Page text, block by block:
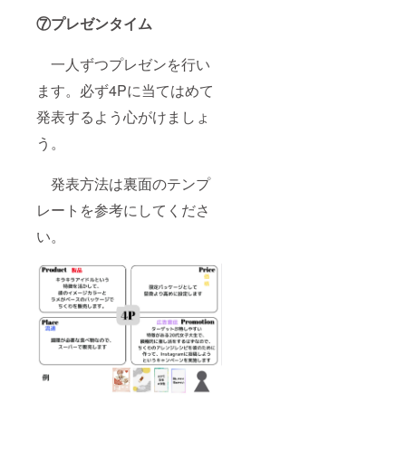
⑦プレゼンタイム
一人ずつプレゼンを行い
ます。必ず4Pに当てはめて
発表するよう心がけましょ
う。
発表方法は裏面のテンプ
レートを参考にしてくださ
い。